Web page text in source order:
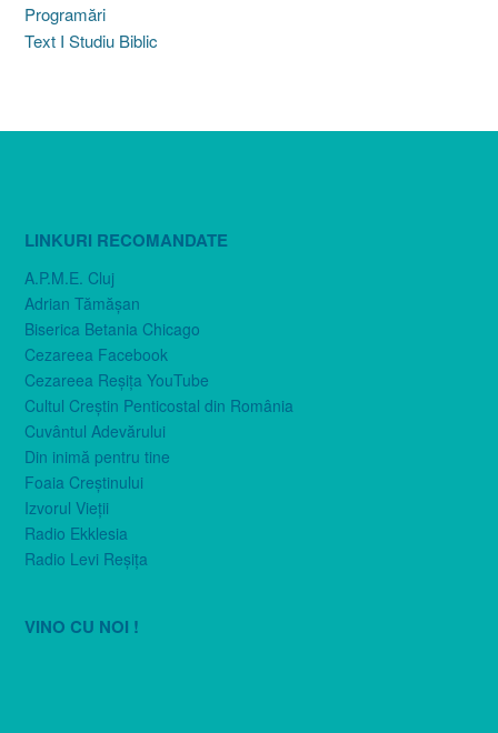
Programări
Text I Studiu Biblic
LINKURI RECOMANDATE
A.P.M.E. Cluj
Adrian Tămăşan
Biserica Betania Chicago
Cezareea Facebook
Cezareea Reşiţa YouTube
Cultul Creştin Penticostal din România
Cuvântul Adevărului
Din inimă pentru tine
Foaia Creştinului
Izvorul Vieţii
Radio Ekklesia
Radio Levi Reşiţa
VINO CU NOI !